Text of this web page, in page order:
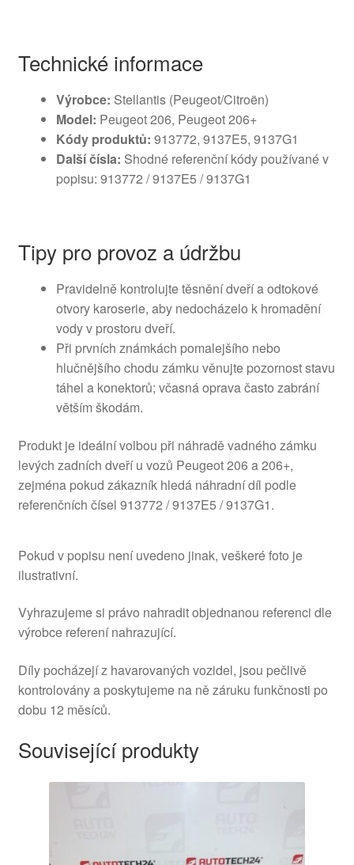
Technické informace
Výrobce: Stellantis (Peugeot/Citroën)
Model: Peugeot 206, Peugeot 206+
Kódy produktů: 913772, 9137E5, 9137G1
Další čísla: Shodné referenční kódy používané v
popisu: 913772 / 9137E5 / 9137G1
Tipy pro provoz a údržbu
Pravidelně kontrolujte těsnění dveří a odtokové
otvory karoserie, aby nedocházelo k hromadění
vody v prostoru dveří.
Při prvních známkách pomalejšího nebo
hlučnějšího chodu zámku věnujte pozornost stavu
táhel a konektorů; včasná oprava často zabrání
větším škodám.
Produkt je ideální volbou při náhradě vadného zámku
levých zadních dveří u vozů Peugeot 206 a 206+,
zejména pokud zákazník hledá náhradní díl podle
referenčních čísel 913772 / 9137E5 / 9137G1.
Pokud v popisu není uvedeno jinak, veškeré foto je
ilustrativní.
Vyhrazujeme si právo nahradit objednanou referenci dle
výrobce referení nahrazující.
Díly pocházejí z havarovaných vozidel, jsou pečlivě
kontrolovány a poskytujeme na ně záruku funkčnosti po
dobu 12 měsíců.
Související produkty